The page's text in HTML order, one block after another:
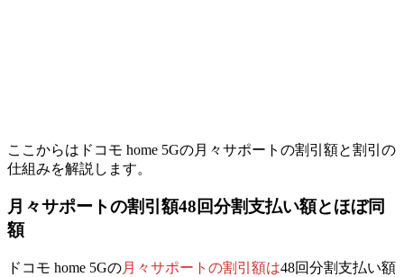
ここからはドコモ home 5Gの月々サポートの割引額と割引の
仕組みを解説します。
月々サポートの割引額48回分割支払い額とほぼ同
額
ドコモ home 5Gの月々サポートの割引額は48回分割支払い額